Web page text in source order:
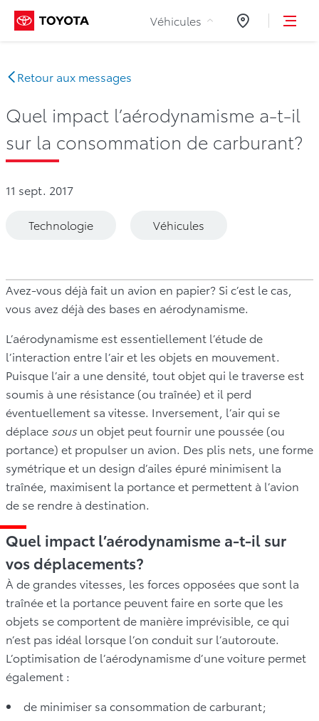
Aller au contenu
Véhicules
Retour aux messages
Quel impact l’aérodynamisme a-t-il
sur la consommation de carburant?
11 sept. 2017
Technologie Véhicules
Avez-vous déjà fait un avion en papier? Si c’est le cas,
vous avez déjà des bases en aérodynamisme.
L’aérodynamisme est essentiellement l’étude de
l’interaction entre l’air et les objets en mouvement.
Puisque l’air a une densité, tout objet qui le traverse est
soumis à une résistance (ou traînée) et il perd
éventuellement sa vitesse. Inversement, l’air qui se
déplace sousun objet peut fournir une poussée (ou
portance) et propulser un avion. Des plis nets, une forme
symétrique et un design d’ailes épuré minimisent la
traînée, maximisent la portance et permettent à l’avion
de se rendre à destination.
Quel impact l’aérodynamisme a-t-il sur
vos déplacements?
À de grandes vitesses, les forces opposées que sont la
traînée et la portance peuvent faire en sorte que les
objets se comportent de manière imprévisible, ce qui
n’est pas idéal lorsque l’on conduit sur l’autoroute.
L’optimisation de l’aérodynamisme d’une voiture permet
également :
de minimiser sa consommation de carburant;